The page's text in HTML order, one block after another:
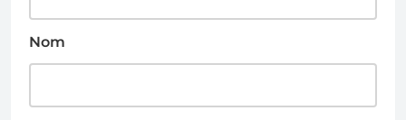
Nom